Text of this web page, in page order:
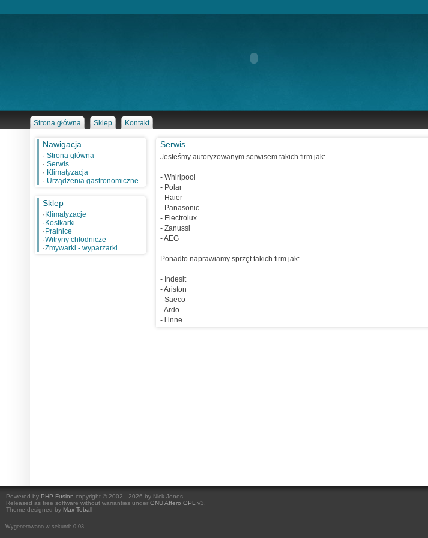
Strona główna Sklep Kontakt
Nawigacja
· Strona główna
· Serwis
· Klimatyzacja
· Urządzenia gastronomiczne
Sklep
· Klimatyzacje
· Kostkarki
· Pralnice
·Witryny chłodnicze
·Zmywarki - wyparzarki
Serwis
Jesteśmy autoryzowanym serwisem takich firm jak:
- Whirlpool
- Polar
- Haier
- Panasonic
- Electrolux
- Zanussi
- AEG
Ponadto naprawiamy sprzęt takich firm jak:
- Indesit
- Ariston
- Saeco
- Ardo
- i inne
Powered by PHP-Fusion copyright © 2002 - 2026 by Nick Jones.
Released as free software without warranties under GNU Affero GPL
v3.
Theme designed by Max Toball
Wygenerowano w sekund: 0.03